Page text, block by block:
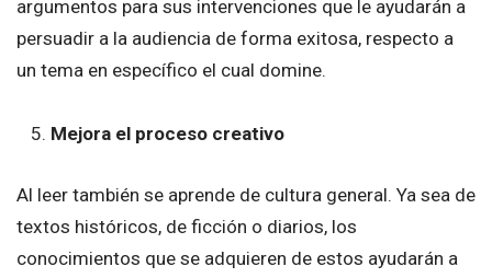
argumentos para sus intervenciones que le ayudarán a
persuadir a la audiencia de forma exitosa, respecto a
un tema en específico el cual domine.
Mejora el proceso creativo
Al leer también se aprende de cultura general. Ya sea de
textos históricos, de ficción o diarios, los
conocimientos que se adquieren de estos ayudarán a